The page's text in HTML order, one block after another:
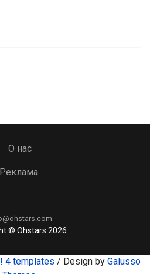
О нас
Реклама
© Ohstars 2026
4 templates / Design by Galusso